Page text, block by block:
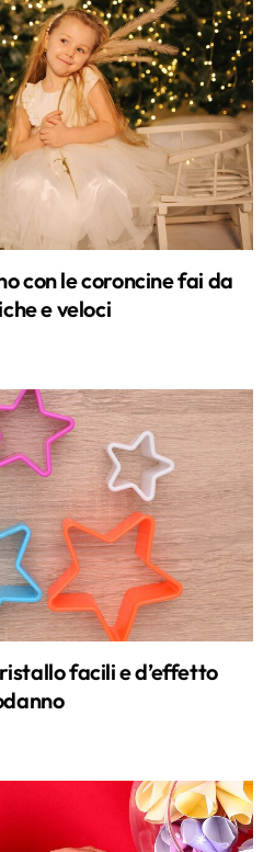
con le coroncine fai da
e veloci
facili e d’effetto